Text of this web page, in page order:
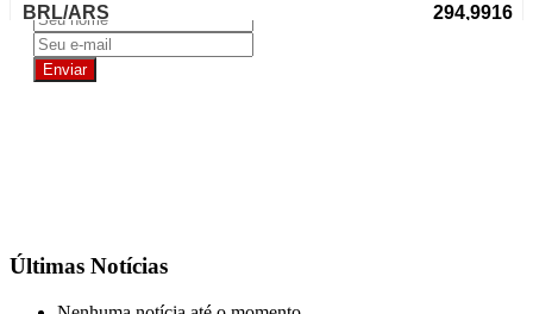
Últimas Notícias